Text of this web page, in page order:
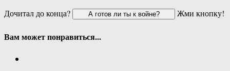
Дочитал до конца?
Жми кнопку!
Вам может понравиться...